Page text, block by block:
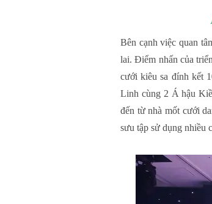
Bên cạnh việc quan
lai. Điểm nhấn của
cưới kiêu sa đính kết
Linh cùng 2 Á hậu
đến từ nhà mốt cưới
sưu tập sử dụng nhiều